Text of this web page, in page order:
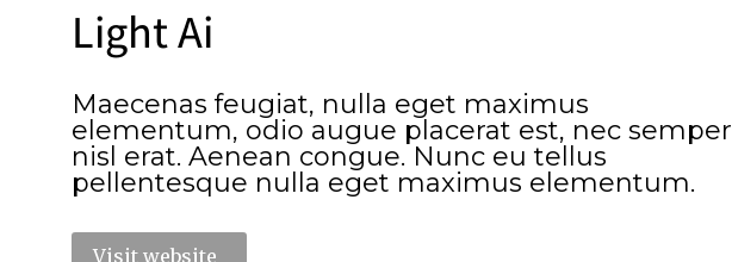
Light Ai
Maecenas feugiat, nulla eget maximus
elementum, odio augue placerat est, nec semper
nisl erat. Aenean congue. Nunc eu tellus
pellentesque nulla eget maximus elementum.
Visit website